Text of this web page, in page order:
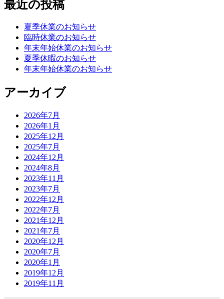
最近の投稿
夏季休業のお知らせ
臨時休業のお知らせ
年末年始休業のお知らせ
夏季休暇のお知らせ
年末年始休業のお知らせ
アーカイブ
2026年7月
2026年1月
2025年12月
2025年7月
2024年12月
2024年8月
2023年11月
2023年7月
2022年12月
2022年7月
2021年12月
2021年7月
2020年12月
2020年7月
2020年1月
2019年12月
2019年11月